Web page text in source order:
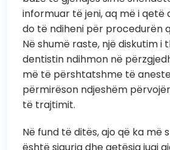
informuar të jeni, aq më i qetë
do të ndiheni për procedurën
Në shumë raste, një diskutim i
dentistin ndihmon në
më të përshtatshme të
përmirëson ndjeshëm
të trajtimit.
Në fund të ditës, ajo që ka më
është siguria dhe qetësia juaj